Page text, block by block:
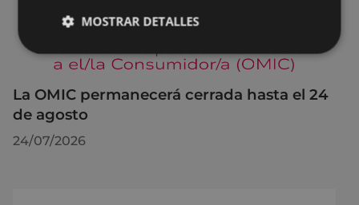
La OMIC permanecerá cerrada hasta el 24
de agosto
24/07/2026
MOSTRAR DETALLES